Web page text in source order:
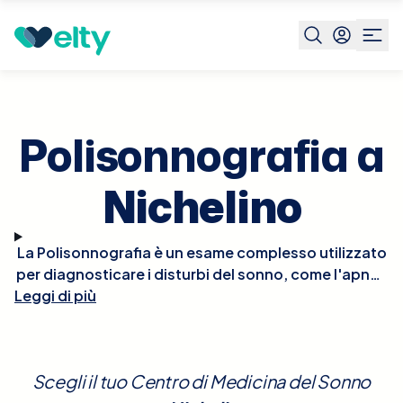
Prenota visita
Polisonnografia a
Nichelino
La Polisonnografia è un esame complesso utilizzato
per diagnosticare i disturbi del sonno, come l'apnea
notturna, il russamento, la narcolessia, e altri
i movimenti oculari, i livelli di ossigeno nel sangue, il
Leggi di più
Scegli il tuo Centro di Medicina del Sonno